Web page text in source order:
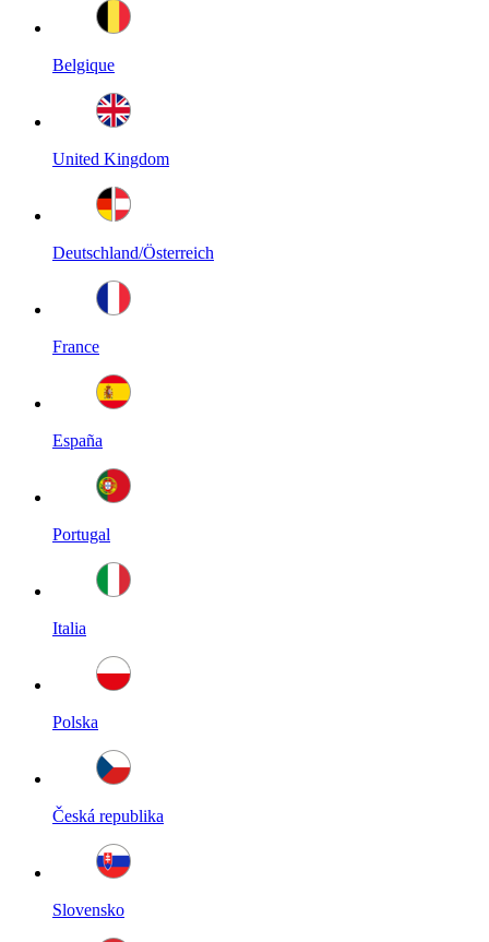
Belgique
United Kingdom
Deutschland/Österreich
France
España
Portugal
Italia
Polska
Česká republika
Slovensko